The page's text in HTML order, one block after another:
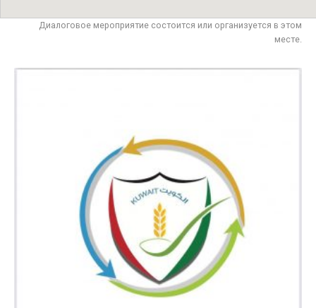
Диалоговое мероприятие состоится или организуется в этом
месте.